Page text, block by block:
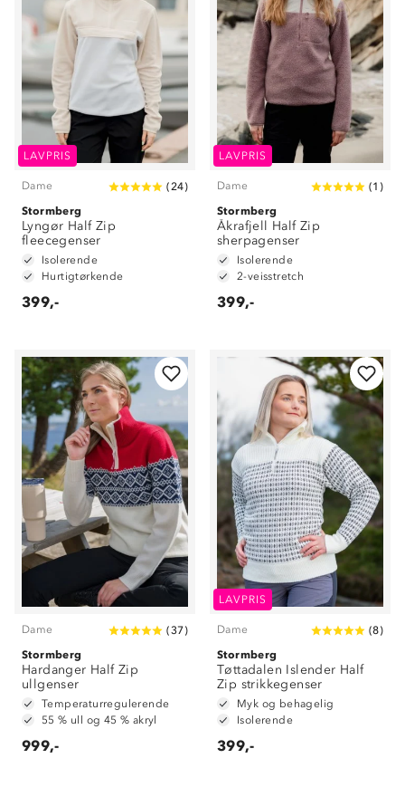
LAVPRIS
Dame (24)
Stormberg
Lyngør Half Zip
fleecegenser
Isolerende
Hurtigtørkende
399,-
LAVPRIS
Dame (1 )
Stormberg
Åkrafjell Half Zip
sherpagenser
Isolerende
2-veisstretch
399,-
Dame (37)
Stormberg
Hardanger Half Zip
ullgenser
Temperaturregulerende
55 % ull og 45 % akryl
999,-
LAVPRIS
Dame (8)
Stormberg
Tøttadalen Islender Half
Zip strikkegenser
Myk og behagelig
Isolerende
399,-